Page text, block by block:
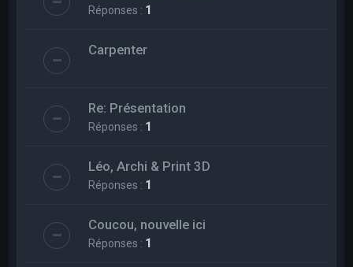
Réponses : 1
Carpenter
Re: Présentation
Réponses : 1
Léo, Archi & Print 3D
Réponses : 1
Coucou, nouvelle ici
Réponses : 1